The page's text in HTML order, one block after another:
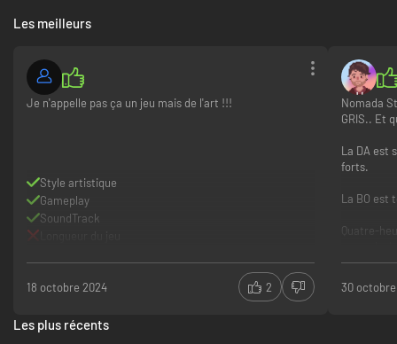
Les meilleurs
Je n'appelle pas ça un jeu mais de l'art !!!
Style artistique
Gameplay
SoundTrack
18 octobre 2024 2
Nomada
GRIS.. Et
La DA est
forts.
La BO est
Quatre-
difficiles.
Le fait d'y
30
Les plus récents